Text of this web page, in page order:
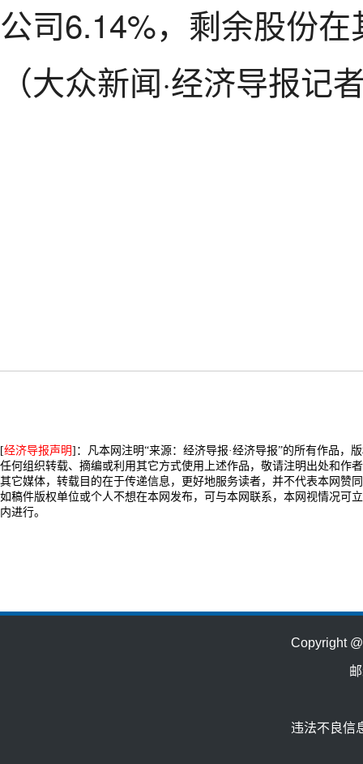
公司6.14%，剩余股份
（大众新闻·经济导报记
[经济导报声明]：凡本网注明“来源：经济导报·经济导报”的所有作品，
任何组织转载、摘编或利用其它方式使用上述作品，敬请注明出处和作
其它媒体，转载目的在于传递信息，更好地服务读者，并不代表本网赞
如稿件版权单位或个人不想在本网发布，可与本网联系，本网视情况可
内进行。
Copyright
违法不良信